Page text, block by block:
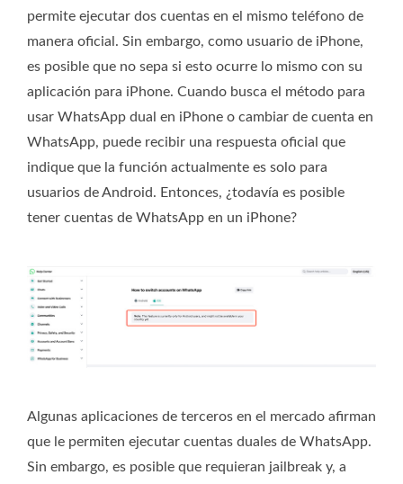
permite ejecutar dos cuentas en el mismo teléfono de
manera oficial. Sin embargo, como usuario de iPhone,
es posible que no sepa si esto ocurre lo mismo con su
aplicación para iPhone. Cuando busca el método para
usar WhatsApp dual en iPhone o cambiar de cuenta en
WhatsApp, puede recibir una respuesta oficial que
indique que la función actualmente es solo para
usuarios de Android. Entonces, ¿todavía es posible
tener cuentas de WhatsApp en un iPhone?
Algunas aplicaciones de terceros en el mercado afirman
que le permiten ejecutar cuentas duales de WhatsApp.
Sin embargo, es posible que requieran jailbreak y, a